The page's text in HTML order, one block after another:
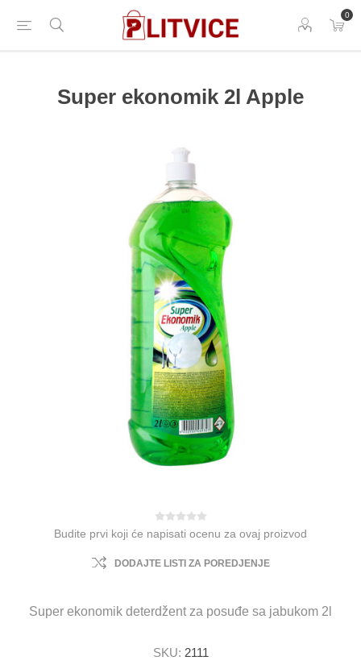
0
Super ekonomik 2l Apple
Budite prvi koji će napisati ocenu za ovaj proizvod
DODAJTE LISTI ZA POREDJENJE
Super ekonomik deterdžent za posuđe sa jabukom 2l
SKU: 2111